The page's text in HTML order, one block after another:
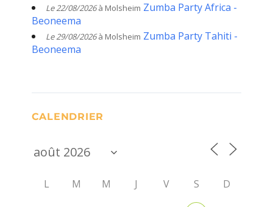
Le 22/08/2026à Molsheim Zumba Party Africa -
Beoneema
Le 29/08/2026à Molsheim Zumba Party Tahiti -
Beoneema
CALENDRIER
L M M J V S D